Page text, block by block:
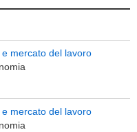
mercato del lavoro
mercato del lavoro